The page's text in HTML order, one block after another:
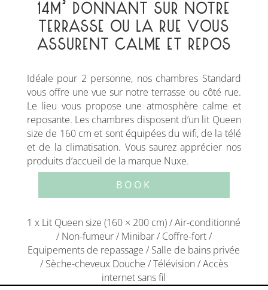
14M² DONNANT SUR NOTRE
TERRASSE OU LA RUE VOUS
ASSURENT CALME ET REPOS
Idéale pour 2 personne, nos chambres Standard
vous offre une vue sur notre terrasse ou côté rue.
Le lieu vous propose une atmosphère calme et
reposante. Les chambres disposent d’un lit Queen
size de 160 cm et sont équipées du wifi, de la télé
et de la climatisation. Vous saurez apprécier nos
produits d’accueil de la marque Nuxe.
BOOK
1 x Lit Queen size (160 × 200 cm) / Air-conditionné
/ Non-fumeur / Minibar / Coffre-fort /
Equipements de repassage / Salle de bains privée
/ Sèche-cheveux Douche / Télévision / Accès
internet sans fil